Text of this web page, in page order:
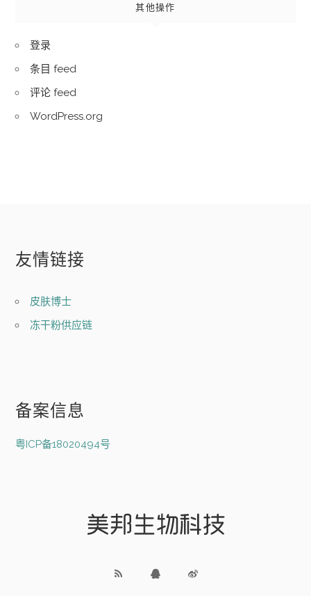
其他操作
登录
条目 feed
评论 feed
WordPress.org
友情链接
皮肤博士
冻干粉供应链
备案信息
粤ICP备18020494号